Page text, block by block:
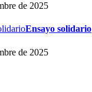
de 2025
Ensayo solidario
de 2025